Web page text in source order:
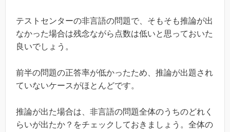
テストセンターの非言語の問題で、そもそも推論が出
なかった場合は残念ながら点数は低いと思っておいた
良いでしょう。
前半の問題の正答率が低かったため、推論が出題され
ていないケースがほとんどです。
推論が出た場合は、非言語の問題全体のうちのどれく
らいが出たか？をチェックしておきましょう。全体の